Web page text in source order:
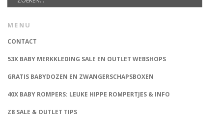
MENU
CONTACT
53X BABY MERKKLEDING SALE EN OUTLET WEBSHOPS
GRATIS BABYDOZEN EN ZWANGERSCHAPSBOXEN
40X BABY ROMPERS: LEUKE HIPPE ROMPERTJES & INFO
Z8 SALE & OUTLET TIPS